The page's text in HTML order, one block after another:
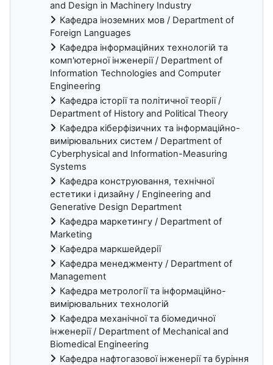
and Design in Machinery Industry
Кафедра іноземних мов / Department of
Foreign Languages
Кафедра інформаційних технологій та
комп'ютерної інженерії / Department of
Information Technologies and Computer
Engineering
Кафедра історії та політичної теорії /
Department of History and Political Theory
Кафедра кіберфізичних та інформаційно-
вимірювальних систем / Department of
Cyberphysical and Information-Measuring
Systems
Кафедра конструювання, технічної
естетики і дизайну / Engineering and
Generative Design Department
Кафедра маркетингу / Department of
Marketing
Кафедра маркшейдерії
Кафедра менеджменту / Department of
Management
Кафедра метрології та інформаційно-
вимірювальних технологій
Кафедра механічної та біомедичної
інженерії / Department of Mechanical and
Biomedical Engineering
Кафедра нафтогазової інженерії та буріння